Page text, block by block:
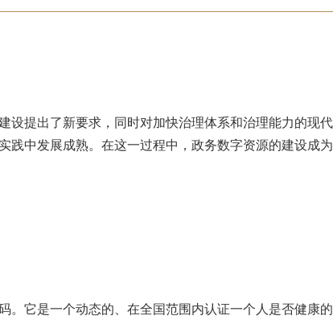
设提出了新要求，同时对加快治理体系和治理能力的现
践中发展成熟。在这一过程中，政务数字资源的建设成
。它是一个动态的、在全国范围内认证一个人是否健康